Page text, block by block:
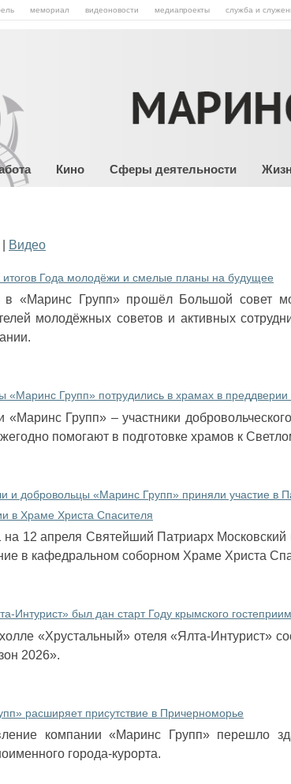
мемориал видеоновости медиапроекты служба и
Кино Сферы деятельности
Видео
итогов Года молодёжи и смелые планы на будущее
в «Маринс Групп» прошёл Большой совет
молодёжных советов и активных
«Маринс Групп» потрудились в храмах в преддверии
«Маринс Групп» – участники
помогают в подготовке храмов к
и добровольцы «Маринс Групп» приняли участие в
в Храме Христа Спасителя
на 12 апреля Святейший Патриарх
в кафедральном соборном Храме Христа
Интурист» был дан старт Году крымского
«Хрустальный» отеля «Ялта-Интурист»
2026».
расширяет присутствие в Причерноморье
компании «Маринс Групп» перешло
города-курорта.